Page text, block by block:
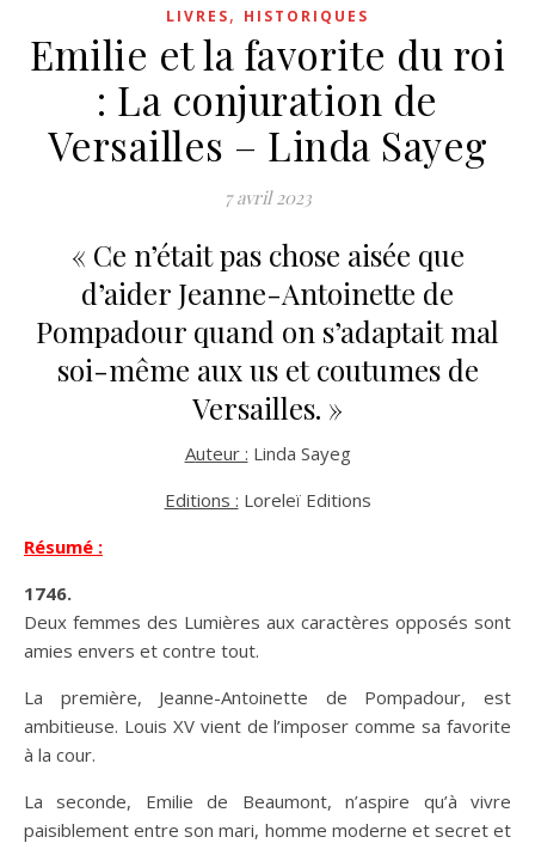
LIVRES, HISTORIQUES
Emilie et la favorite du roi
: La conjuration de
Versailles – Linda Sayeg
7 avril 2023
« Ce n’était pas chose aisée que
d’aider Jeanne-Antoinette de
Pompadour quand on s’adaptait mal
soi-même aux us et coutumes de
Versailles. »
Auteur : Linda Sayeg
Editions : Loreleï Editions
Résumé :
1746.
Deux femmes des Lumières aux caractères opposés sont
amies envers et contre tout.
La première, Jeanne-Antoinette de Pompadour, est
ambitieuse. Louis XV vient de l’imposer comme sa favorite
à la cour.
La seconde, Emilie de Beaumont, n’aspire qu’à vivre
paisiblement entre son mari, homme moderne et secret et